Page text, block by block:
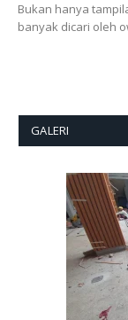
Bukan hanya
banyak dicari oleh
GALERI